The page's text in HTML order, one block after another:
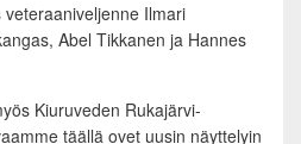
Ilmari
Abel Tikkanen ja Hannes
Kiuruveden Rukajärvi-
täällä ovet uusin näyttelyin